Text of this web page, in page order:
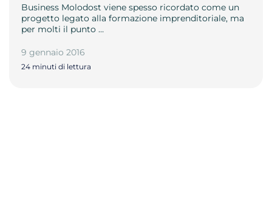
Business Molodost viene spesso ricordato come un
progetto legato alla formazione imprenditoriale, ma
per molti il punto …
9 gennaio 2016
24 minuti di lettura